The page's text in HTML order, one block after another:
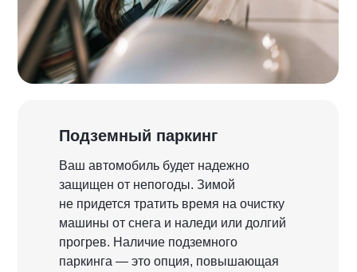
Ваш автомобиль будет надежно
защищен от непогоды. Зимой
не придется тратить время на очистку
машины от снега и наледи или долгий
прогрев. Наличие подземного
паркинга — это опция, повышающая
Подземный паркинг